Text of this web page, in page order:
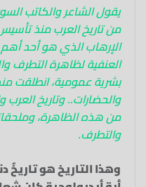
يقول الشاعر والكاتب
من تاريخ العرب منذ
الإرهاب الذي هو أحد أهم
العنفية لظاهرة التطرف
بشرية عمومية، انطلقت
والحضارات.. وتاريخ
من هذه الظاهرة،
والتطرف.
وهذا التاريخ هو تاريخٌ